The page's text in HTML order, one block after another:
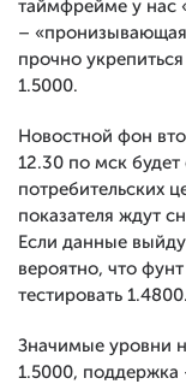
таймфрейме у нас
–
прочно
1.5000.
Новостной фон
12.30 по мск
потребительских
показателя ждут
Если данные
вероятно, что
тестировать 1.4800.
Значимые уровни
1.5000, поддержка